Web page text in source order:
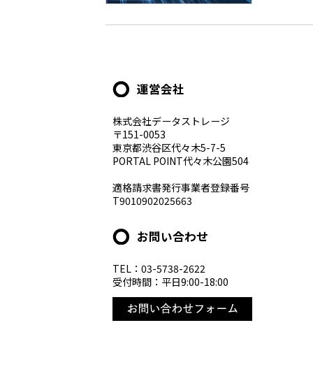
運営会社
株式会社データストレージ
〒151-0053
東京都渋谷区代々木5-7-5
PORTAL POINT代々木公園504
適格請求書発行事業者登録番号
T9010902025663
お問い合わせ
TEL：03-5738-2622
受付時間：平日9:00-18:00